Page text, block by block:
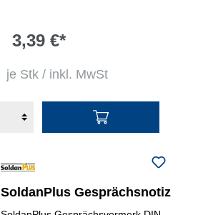
3,39 €*
je Stk / inkl. MwSt
SoldanPlus Gesprächsnotiz